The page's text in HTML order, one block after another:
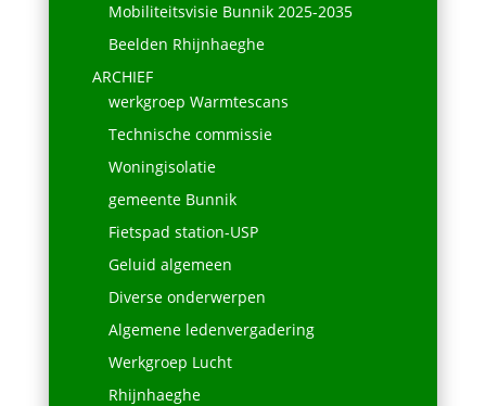
Mobiliteitsvisie Bunnik 2025-2035
Beelden Rhijnhaeghe
ARCHIEF
werkgroep Warmtescans
Technische commissie
Woningisolatie
gemeente Bunnik
Fietspad station-USP
Geluid algemeen
Diverse onderwerpen
Algemene ledenvergadering
Werkgroep Lucht
Rhijnhaeghe